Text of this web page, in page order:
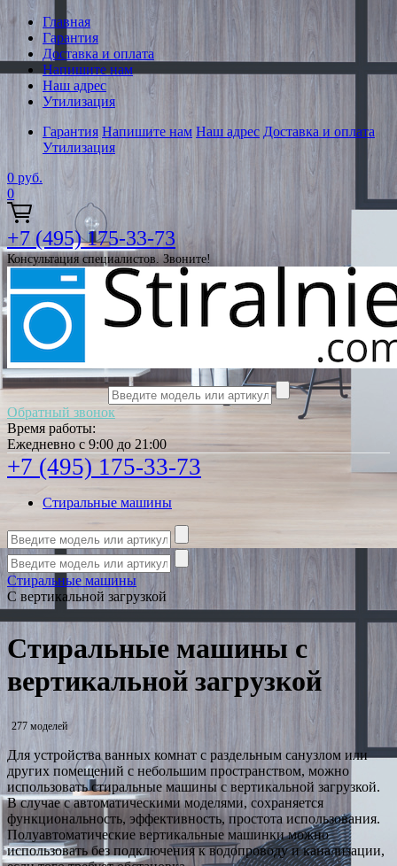
Главная
Гарантия
Доставка и оплата
Напишите нам
Наш адрес
Утилизация
Гарантия Напишите нам Наш адрес Доставка и оплата
Утилизация
0 руб.
0
+7 (495) 175-33-73
Консультация специалистов. Звоните!
Обратный звонок
Время работы:
Ежедневно с 9:00 до 21:00
+7 (495) 175-33-73
Стиральные машины
Стиральные машины
С вертикальной загрузкой
Стиральные машины с
вертикальной загрузкой
277 моделей
Для устройства ванных комнат с раздельным санузлом или
других помещений с небольшим пространством, можно
использовать стиральные машины с вертикальной загрузкой.
В случае с автоматическими моделями, сохраняется
функциональность, эффективность, простота использования.
Полуавтоматические вертикальные машинки можно
использовать без подключения к водопроводу и канализации,